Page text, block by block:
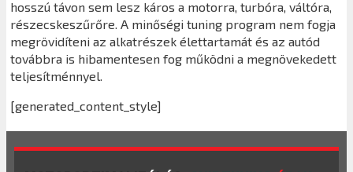
hosszú távon sem lesz káros a motorra, turbóra, váltóra,
részecskeszűrőre. A minőségi tuning program nem fogja
megrövidíteni az alkatrészek élettartamát és az autód
továbbra is hibamentesen fog működni a megnövekedett
teljesítménnyel.
[generated_content_style]